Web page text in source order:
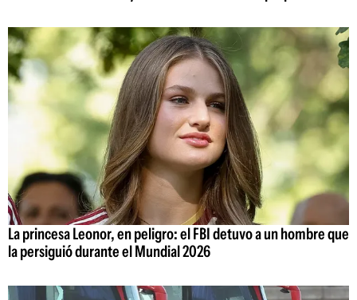
La princesa Leonor, en peligro: el FBI detuvo a un hombre que
la persiguió durante el Mundial 2026